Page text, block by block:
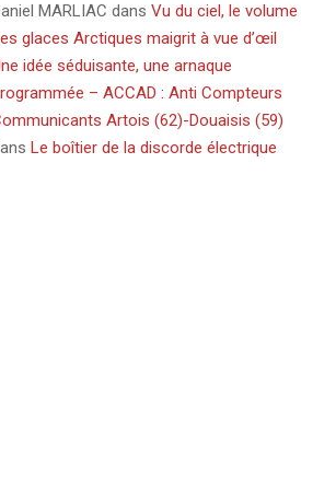
MARLIAC dans Vu du ciel, le volume
glaces Arctiques maigrit à vue d’œil
idée séduisante, une arnaque
– ACCAD : Anti Compteurs
Artois (62)-Douaisis (59)
Le boîtier de la discorde électrique